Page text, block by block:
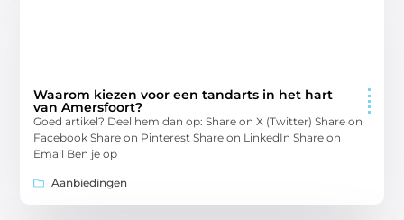
Waarom kiezen voor een tandarts in het hart
van Amersfoort?
Goed artikel? Deel hem dan op: Share on X (Twitter) Share on
Facebook Share on Pinterest Share on LinkedIn Share on
Email Ben je op
Aanbiedingen